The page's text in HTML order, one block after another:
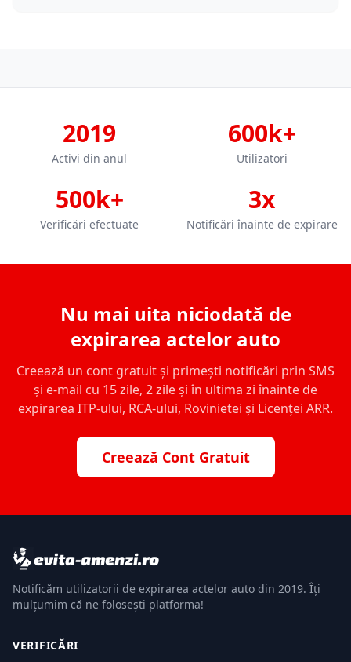
2019
Activi din anul
600k+
Utilizatori
500k+
Verificări efectuate
3x
Notificări înainte de expirare
Nu mai uita niciodată de
expirarea actelor auto
Creează un cont gratuit și primești notificări prin SMS
și e-mail cu 15 zile, 2 zile și în ultima zi înainte de
expirarea ITP-ului, RCA-ului, Rovinietei și Licenței ARR.
Creează Cont Gratuit
Notificăm utilizatorii de expirarea actelor auto din 2019. Îți
mulțumim că ne folosești platforma!
VERIFICĂRI